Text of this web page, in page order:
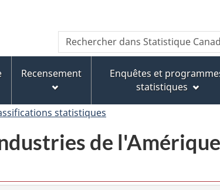
au
contenu
principal
« À
propos
de
ce
version
HTML
simplifiée
Recherche
Rechercher
dans
Canada
Recensement
Enquêtes et
statistiques
statistiques
de